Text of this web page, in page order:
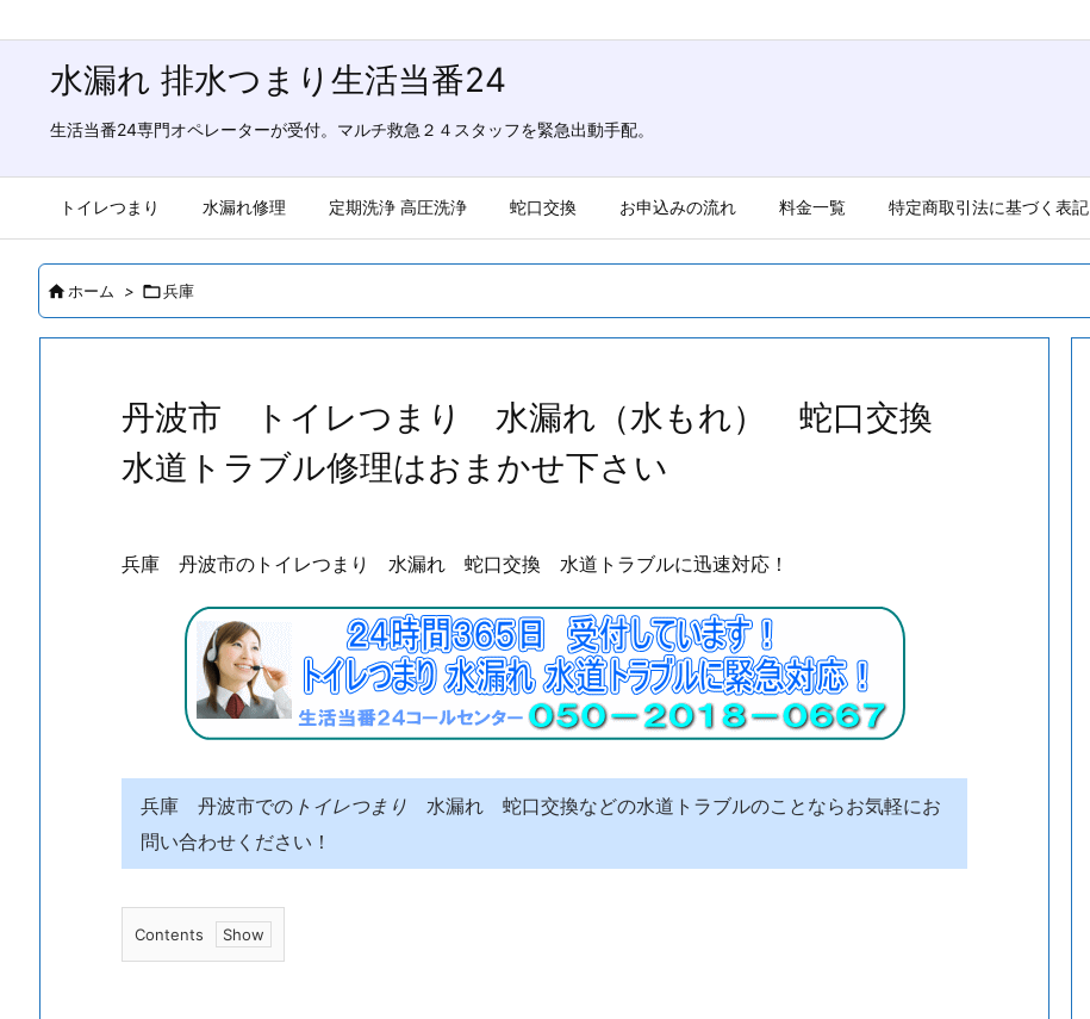
水漏れ 排水つまり生活当番24
生活当番24専門オペレーターが受付。マルチ救急２４スタッフを緊急出動手配。
トイレつまり 水漏れ修理 定期洗浄 高圧洗浄 蛇口交換 お申込みの流れ 料金一覧 特定商取引法に基づく表記
ホーム > 兵庫
丹波市 トイレつまり 水漏れ（水もれ） 蛇口交換
水道トラブル修理はおまかせ下さい
兵庫 丹波市のトイレつまり 水漏れ 蛇口交換 水道トラブルに迅速対応！
兵庫 丹波市での トイレつまり 水漏れ 蛇口交換などの水道トラブルのことならお気軽にお
問い合わせください！
Contents
1.